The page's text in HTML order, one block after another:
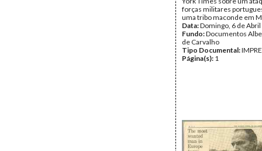
forças militares
uma tribo maconde em
Data:Domingo, 6 de
Fundo:Documentos
de Carvalho
Tipo Documental:
Página(s): 1